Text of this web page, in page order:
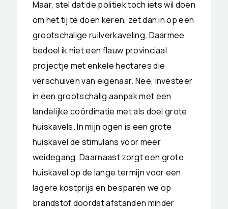
Maar, stel dat de politiek toch iets wil doen
om het tij te doen keren, zet dan in op een
grootschalige ruilverkaveling. Daarmee
bedoel ik niet een flauw provinciaal
projectje met enkele hectares die
verschuiven van eigenaar. Nee, investeer
in een grootschalig aanpak met een
landelijke coördinatie met als doel grote
huiskavels. In mijn ogen is een grote
huiskavel de stimulans voor meer
weidegang. Daarnaast zorgt een grote
huiskavel op de lange termijn voor een
lagere kostprijs en besparen we op
brandstof doordat afstanden minder